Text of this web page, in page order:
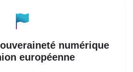
numérique
européenne